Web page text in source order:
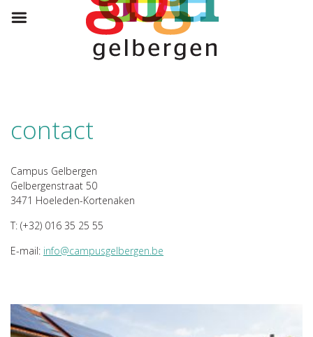
contact
Campus Gelbergen
Gelbergenstraat 50
3471 Hoeleden-Kortenaken
T: (+32) 016 35 25 55
E-mail: info@campusgelbergen.be